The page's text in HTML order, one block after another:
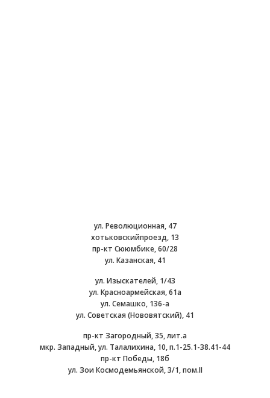
ул. Революционная, 47
хотьковскийпроезд, 13
пр-кт Сююмбике, 60/28
ул. Казанская, 41
ул. Изыскателей, 1/43
ул. Красноармейская, 61а
ул. Семашко, 136-а
ул. Советская (Нововятский), 41
пр-кт Загородный, 35, лит.а
мкр. Западный, ул. Талалихина, 10, п.1-25.1-38.41-44
пр-кт Победы, 18б
ул. Зои Космодемьянской, 3/1, пом.II